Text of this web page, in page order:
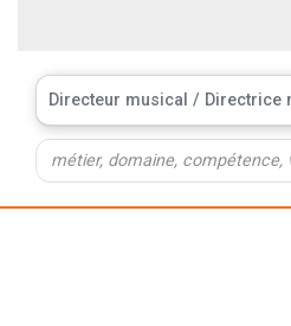
Directeur musical / Directrice